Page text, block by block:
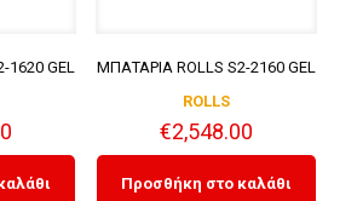
1620 GEL
ΜΠΑΤΑΡΙΑ ROLLS S2-2160 GEL
ROLLS
€2,548.00
Προσθήκη στο καλάθι